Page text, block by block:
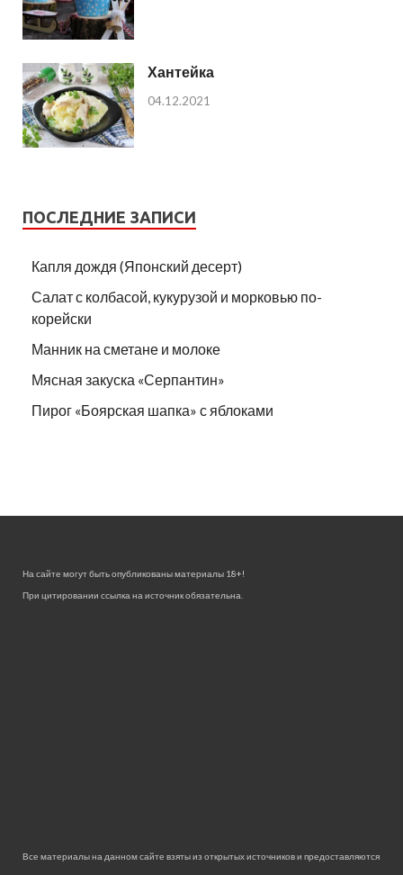
Хантейка
04.12.2021
ПОСЛЕДНИЕ ЗАПИСИ
Капля дождя (Японский десерт)
Салат с колбасой, кукурузой и морковью по-
корейски
Манник на сметане и молоке
Мясная закуска «Серпантин»
Пирог «Боярская шапка» с яблоками
На сайте могут быть опубликованы материалы 18+!
При цитировании ссылка на источник обязательна.
Все материалы на данном сайте взяты из открытых источников и предоставляются